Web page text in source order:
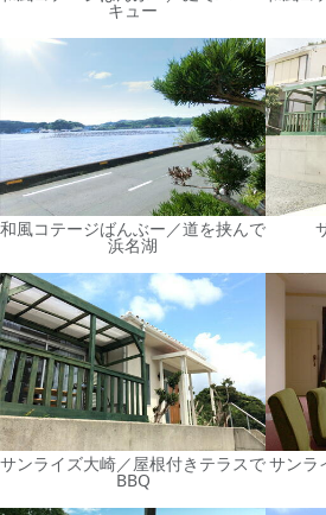
キュー
和風コテージばんぶー／道を挟んで
浜名湖
サンライズ大崎／屋根付きテラスで
BBQ
サンラ